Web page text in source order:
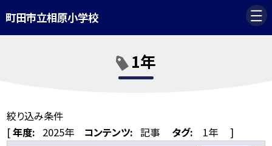
町田市立相原小学校
1年
絞り込み条件
[年度: 2025年 コンテンツ: 記事 タグ: 1年 ]